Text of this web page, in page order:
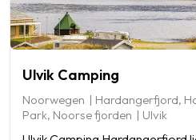
Ulvik Camping
Noorwegen
Hardangerfjord,
Park, Noorse fjorden
Ulvik